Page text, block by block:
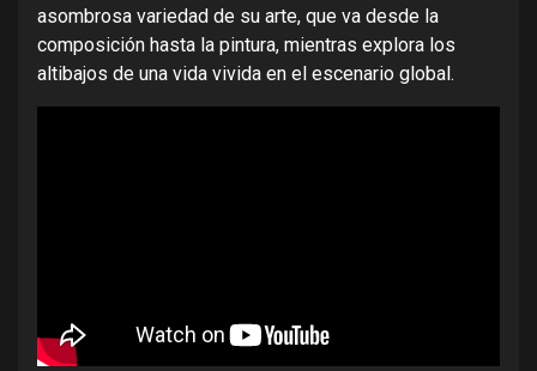
asombrosa variedad de su arte, que va desde la
composición hasta la pintura, mientras explora los
altibajos de una vida vivida en el escenario global.